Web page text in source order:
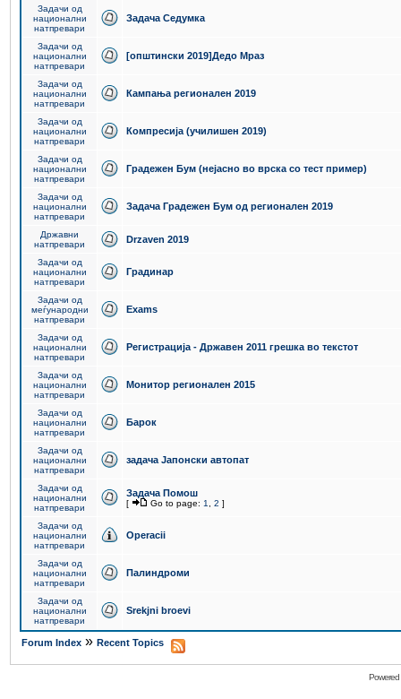
Задачи од
национални
натпревари
Задача Седумка
Задачи од
национални
натпревари
[општински 2019]Дедо Мраз
Задачи од
национални
натпревари
Кампања регионален 2019
Задачи од
национални
натпревари
Компресија (училишен 2019)
Задачи од
национални
натпревари
Градежен Бум (нејасно во врска со тест пример)
Задачи од
национални
натпревари
Задача Градежен Бум од регионален 2019
Државни
натпревари
Drzaven 2019
Задачи од
национални
натпревари
Градинар
Задачи од
меѓународни
натпревари
Exams
Задачи од
национални
натпревари
Регистрација - Државен 2011 грешка во текстот
Задачи од
национални
натпревари
Монитор регионален 2015
Задачи од
национални
натпревари
Барок
Задачи од
национални
натпревари
задача Јапонски автопат
Задачи од
национални
натпревари
Задача Помош
[ Go to page: 1 2 ]
Задачи од
национални
натпревари
Operacii
Задачи од
национални
натпревари
Палиндроми
Задачи од
национални
натпревари
Srekjni broevi
Forum Index » Recent Topics